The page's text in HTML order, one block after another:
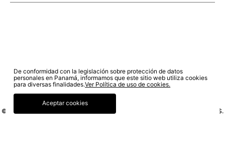
© COPYRIGHT 2020 STF GROUP S.A. TODOS LOS DERECHOS RESERVADOS.
De conformidad con la legislación sobre protección de datos
personales en Panamá, informamos que este sitio web utiliza cookies
para diversas finalidades.Ver Política de uso de cookies.
Aceptar cookies